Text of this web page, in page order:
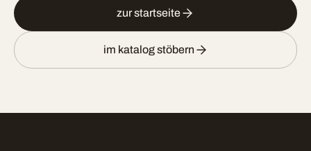
zur startseite
im katalog stöbern